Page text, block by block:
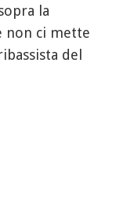
la
non ci mette
del